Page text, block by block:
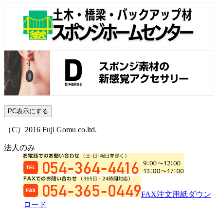
PC表示にする
（C）2016 Fuji Gomu co.ltd.
法人のみ
FAX注文用紙ダウン
ロード